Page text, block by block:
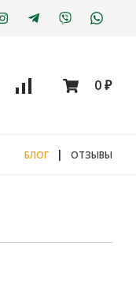
0 ₽
БЛОГ | ОТЗЫВЫ